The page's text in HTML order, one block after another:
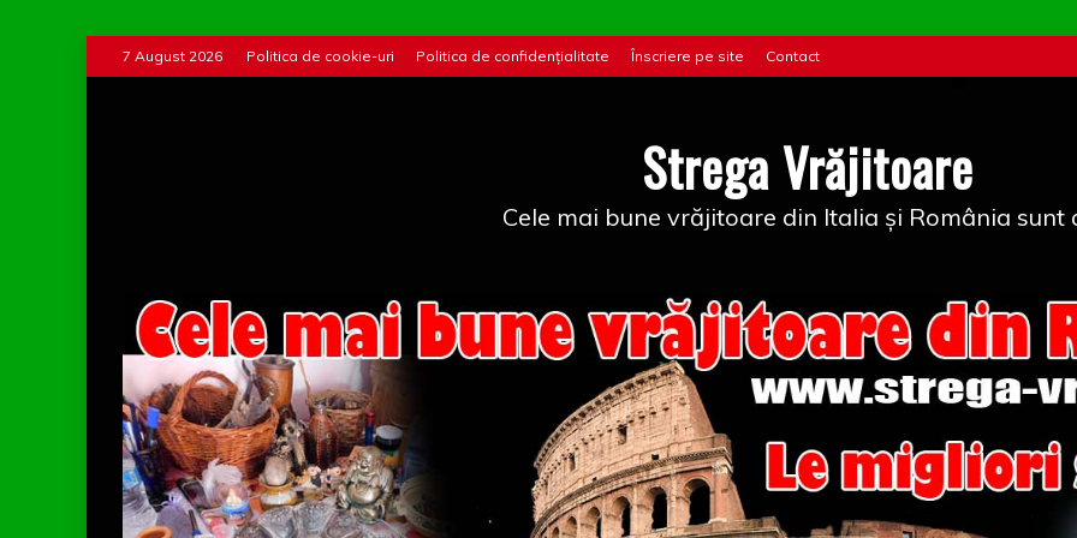
to
7 August 2026 Politica de cookie-uri Politica de confidențialitate Înscriere pe site Contact
Strega Vrăjitoare
Cele mai bune vrăjitoare din Italia și România sunt